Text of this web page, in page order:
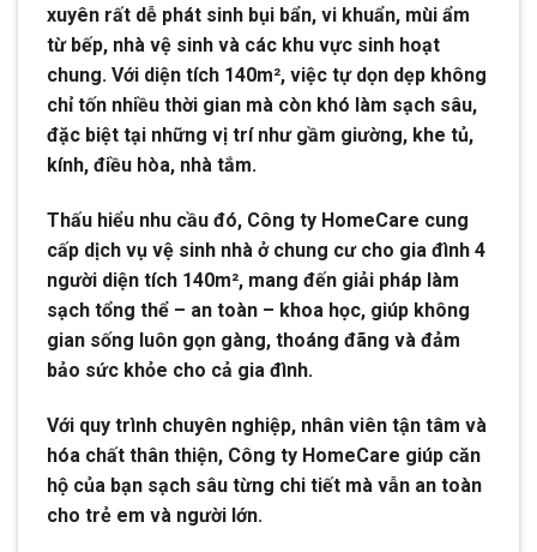
xuyên rất dễ phát sinh bụi bẩn, vi khuẩn, mùi ẩm
từ bếp, nhà vệ sinh và các khu vực sinh hoạt
chung. Với diện tích 140m², việc tự dọn dẹp không
chỉ tốn nhiều thời gian mà còn khó làm sạch sâu,
đặc biệt tại những vị trí như gầm giường, khe tủ,
kính, điều hòa, nhà tắm.
Thấu hiểu nhu cầu đó, Công ty HomeCare cung
cấp dịch vụ vệ sinh nhà ở chung cư cho gia đình 4
người diện tích 140m², mang đến giải pháp làm
sạch tổng thể – an toàn – khoa học, giúp không
gian sống luôn gọn gàng, thoáng đãng và đảm
bảo sức khỏe cho cả gia đình.
Với quy trình chuyên nghiệp, nhân viên tận tâm và
hóa chất thân thiện, Công ty HomeCare giúp căn
hộ của bạn sạch sâu từng chi tiết mà vẫn an toàn
cho trẻ em và người lớn.